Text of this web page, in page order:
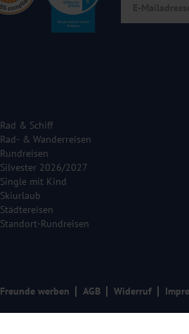
Rad & Schiff
Rad- & Wanderreisen
Rundreisen
Silvester 2026/2027
Single mit Kind
Skiurlaub
Städtereisen
Standort-Rundreisen
Freunde werben AGB Widerruf